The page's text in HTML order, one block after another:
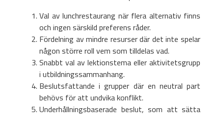
Val av lunchrestaurang när flera alternativ finns
och ingen särskild preferens råder.
Fördelning av mindre resurser där det inte spelar
någon större roll vem som tilldelas vad.
Snabbt val av lektionstema eller aktivitetsgrupp
i utbildningssammanhang.
Beslutsfattande i grupper där en neutral part
behövs för att undvika konflikt.
Underhållningsbaserade beslut, som att sätta